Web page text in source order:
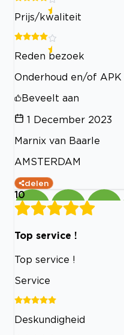
Prijs/kwaliteit
Reden bezoek
Onderhoud en/of APK
Beveelt aan
1 December 2023
Marnix van Baarle
AMSTERDAM
delen
10
Top service !
Top service !
Service
Deskundigheid